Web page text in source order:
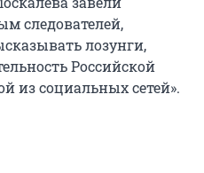
следователей,
лозунги,
Российской
из социальных сетей».